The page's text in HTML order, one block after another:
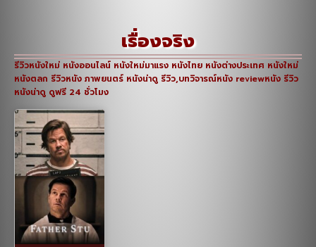
เรื่องจริง
รีวิวหนังใหม่ หนังออนไลน์ หนังใหม่มาแรง หนังไทย หนังต่างประเทศ หนังใหม่
หนังตลก รีวิวหนัง ภาพยนตร์ หนังน่าดู รีวิว,บทวิจารณ์หนัง reviewหนัง รีวิว
หนังน่าดู ดูฟรี 24 ชั่วโมง